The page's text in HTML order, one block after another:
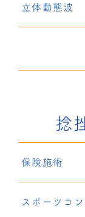
立体動態波
固定療法
鍼灸
リハサク
捻
保険施術
スポーツコ